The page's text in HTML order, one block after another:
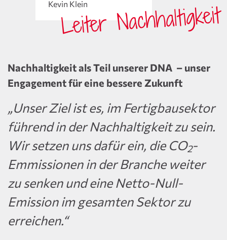
Kevin Klein
Leiter Nachhaltigkeit
Nachhaltigkeit als Teil unserer DNA – unser
Engagement für eine bessere Zukunft
„Unser Ziel ist es, im Fertigbausektor
führend in der Nachhaltigkeit zu sein.
Wir setzen uns dafür ein, die CO2-
Emmissionen in der Branche weiter
zu senken und eine Netto-Null-
Emission im gesamten Sektor zu
erreichen.“